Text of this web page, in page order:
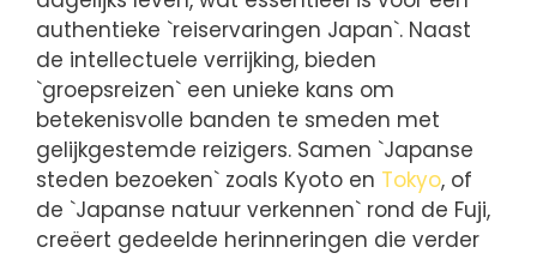
authentieke `reiservaringen Japan`. Naast
de intellectuele verrijking, bieden
`groepsreizen` een unieke kans om
betekenisvolle banden te smeden met
gelijkgestemde reizigers. Samen `Japanse
steden bezoeken` zoals Kyoto en Tokyo, of
de `Japanse natuur verkennen` rond de Fuji,
creëert gedeelde herinneringen die verder